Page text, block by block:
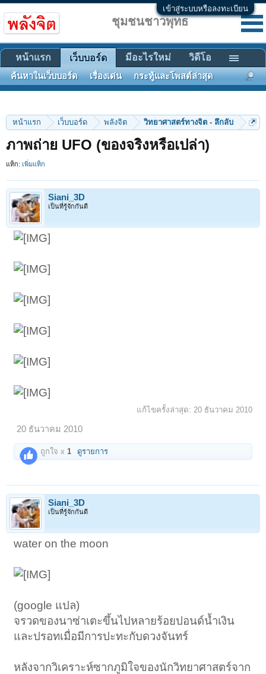
เข้าสู่ระบบหรือลงทะเบียน
หน้าแรก เว็บบอร์ด พลังจิต วิทยาศาสตร์ทางจิต - ลึกลับ
ภาพถ่าย UFO (ของจริงหรือเปล่า)
แท็ก: เพิ่มแท็ก
Siani_3D
เป็นที่รู้จักกันดี
แก้ไขครั้งล่าสุด: 20 ธันวาคม 2010
20 ธันวาคม 2010
ถูกใจ x1 ดูรายการ
Siani_3D
เป็นที่รู้จักกันดี
water on the moon
(google แปล)
จรวดของนาซ่าเตะขึ้นไปหลายร้อยปอนด์น้ำเงิน
และปรอทเมื่อมีการปะทะกับดวงจันทร์
หลังจากวิเคราะห์ซากภูมิใจของนักวิทยาศาสตร์จาก
ชุมชนชาวพุทธ
หน้าแรก เว็บบอร์ด
ค้นหาในเว็บบอร์ด เรื่องเด่น กระทู้และโพสต์ล่าสุด
มีอะไรใหม่ วิดีโอ